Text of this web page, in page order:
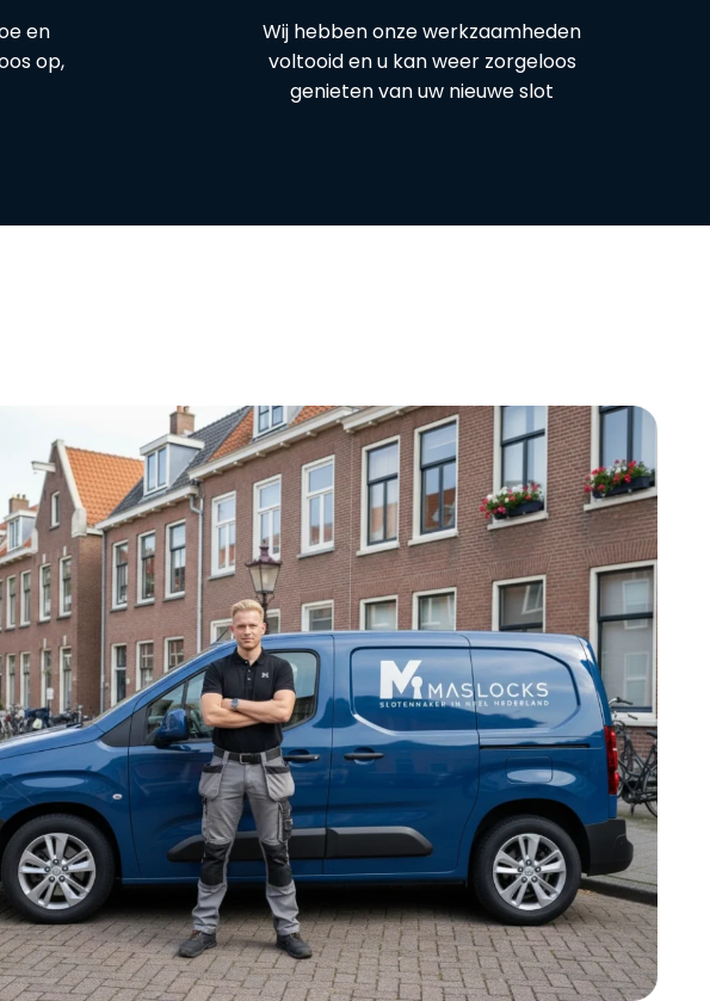
en
op,
Wij hebben onze werkzaamheden
voltooid en u kan weer zorgeloos
genieten van uw nieuwe slot